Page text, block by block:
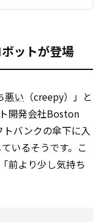
ットが登場
悪い （creepy）」と
開発会社Boston
バンクの傘下に入
いるそうです。こ
前より少し気持ち